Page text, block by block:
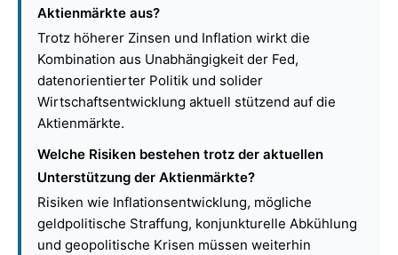
Aktienmärkte aus?
Trotz höherer Zinsen und Inflation wirkt die
Kombination aus Unabhängigkeit der Fed,
datenorientierter Politik und solider
Wirtschaftsentwicklung aktuell stützend auf die
Aktienmärkte.
Welche Risiken bestehen trotz der aktuellen
Unterstützung der Aktienmärkte?
Risiken wie Inflationsentwicklung, mögliche
geldpolitische Straffung, konjunkturelle Abkühlung
und geopolitische Krisen müssen weiterhin